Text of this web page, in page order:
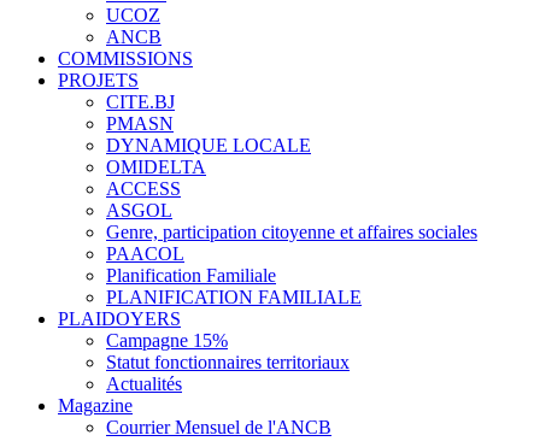
UCOZ
ANCB
COMMISSIONS
PROJETS
CITE.BJ
PMASN
DYNAMIQUE LOCALE
OMIDELTA
ACCESS
ASGOL
Genre, participation citoyenne et affaires sociales
PAACOL
Planification Familiale
PLANIFICATION FAMILIALE
PLAIDOYERS
Campagne 15%
Statut fonctionnaires territoriaux
Actualités
Magazine
Courrier Mensuel de l'ANCB